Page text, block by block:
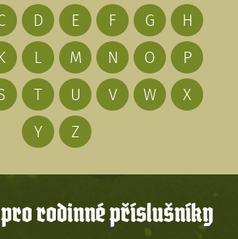
D E F G
H
L M N O
P
T U V W
X
Y
Z
rodinné příslušníky